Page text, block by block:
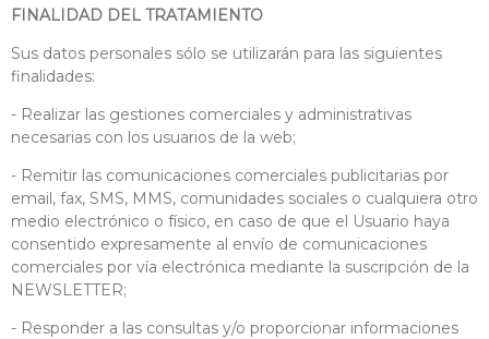
FINALIDAD DEL TRATAMIENTO
Sus datos personales sólo se utilizarán para las siguientes
finalidades:
- Realizar las gestiones comerciales y administrativas
necesarias con los usuarios de la web;
- Remitir las comunicaciones comerciales publicitarias por
email, fax, SMS, MMS, comunidades sociales o cualquiera otro
medio electrónico o físico, en caso de que el Usuario haya
consentido expresamente al envío de comunicaciones
comerciales por vía electrónica mediante la suscripción de la
NEWSLETTER;
- Responder a las consultas y/o proporcionar informaciones